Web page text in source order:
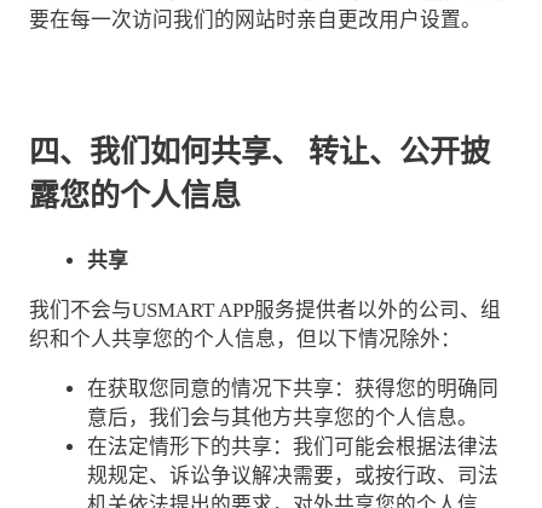
要在每一次访问我们的网站时亲自更改用户设置。
四、我们如何共享、
转让、公开披
露您的个人信息
共享
我们不会与USMART APP服务提供者以外的公司、组
织和个人共享您的个人信息，但以下情况除外：
在获取您同意的情况下共享：获得您的明确同
意后，我们会与其他方共享您的个人信息。
在法定情形下的共享：我们可能会根据法律法
规规定、诉讼争议解决需要，或按行政、司法